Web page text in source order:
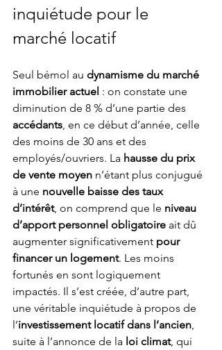
inquiétude pour le
marché locatif
Seul bémol au dynamisme du marché
immobilier actuel : on constate une
diminution de 8 % d’une partie des
accédants , en ce début d’année, celle
des moins de 30 ans et des
employés/ouvriers. La hausse du prix
de vente moyen n’étant plus conjugué
à une nouvelle baisse des taux
d’intérêt, on comprend que le niveau
d’apport personnel obligatoire ait dû
augmenter significativement pour
financer un logement. Les moins
fortunés en sont logiquement
impactés. Il s’est créée, d’autre part,
une véritable inquiétude à propos de
l’investissement locatif dans l’ancien
suite à l’annonce de la loi climat, qui